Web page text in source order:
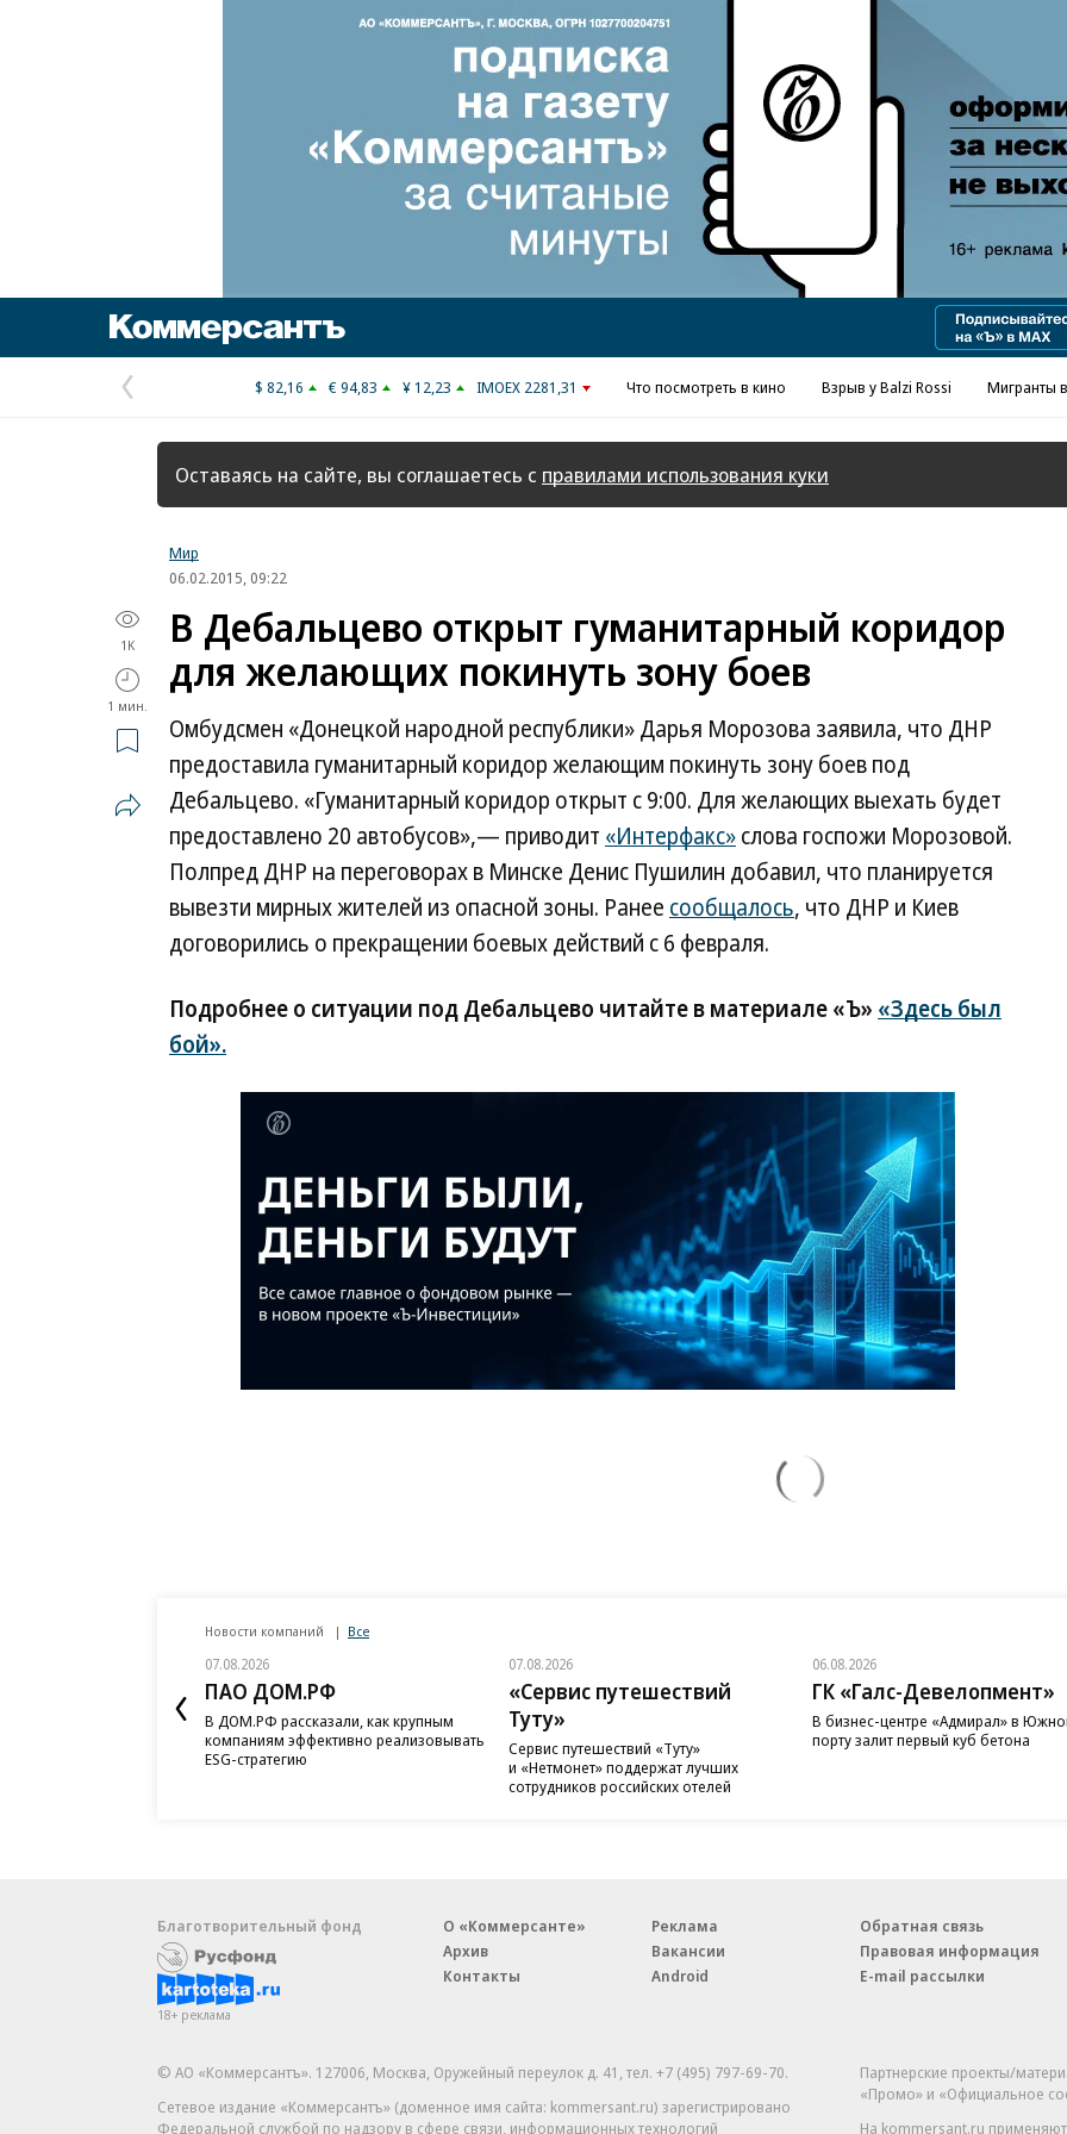
Реклама в «Ъ» www.kommersant.ru/ad
Предыдущая
страница
$ 82,16 € 94,83 ¥ 12,23 IMOEX 2281,31 Что посмотреть в кино Взрыв у Balzi Rossi Мигранты
Оставаясь на сайте, вы соглашаетесь с правилами использования куки
Мир
06.02.2015, 09:22
1K
1 мин.
В Дебальцево открыт гуманитарный коридор
для желающих покинуть зону боев
Омбудсмен «Донецкой народной республики» Дарья Морозова заявила, что ДНР
предоставила гуманитарный коридор желающим покинуть зону боев под
Дебальцево. «Гуманитарный коридор открыт с 9:00. Для желающих выехать будет
предоставлено 20 автобусов»,— приводит «Интерфакс»слова госпожи Морозовой.
Полпред ДНР на переговорах в Минске Денис Пушилин добавил, что планируется
вывезти мирных жителей из опасной зоны. Ранее сообщалось, что ДНР и Киев
договорились о прекращении боевых действий с 6 февраля.
Подробнее о ситуации под Дебальцево читайте в материале «Ъ» «Здесь был
бой».
Новости компаний Все
07.08.2026
ПАО ДОМ.РФ
В ДОМ.РФ рассказали, как крупным
компаниям эффективно реализовывать
ESG-стратегию
07.08.2026
«Сервис путешествий
Туту»
Сервис путешествий «Туту»
и «Нетмонет» поддержат лучших
сотрудников российских отелей
06.08.2026
ГК «Галс-Девелопмент»
В бизнес-центре «Адмирал» в
порту залит первый куб бетона
Благотворительный фонд
18+ реклама
О «Коммерсанте»
Архив
Контакты
Реклама
Вакансии
Android
Обратная связь
Правовая информация
E-mail рассылки
© АО «Коммерсантъ». 127006, Москва, Оружейный переулок д. 41,тел. +7 (495) 797-69-70.
Сетевое издание «Коммерсантъ» (доменное имя сайта: kommersant.ru) зарегистрировано
Федеральной службой по надзору в сфере связи, информационных технологий
Партнерские проекты/
«Промо» и «Официальное
На kommersant.ru